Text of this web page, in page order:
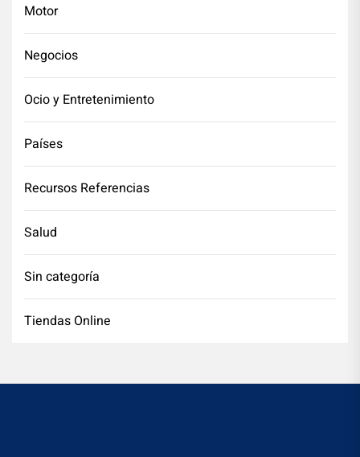
Motor
Negocios
Ocio y Entretenimiento
Países
Recursos Referencias
Salud
Sin categoría
Tiendas Online